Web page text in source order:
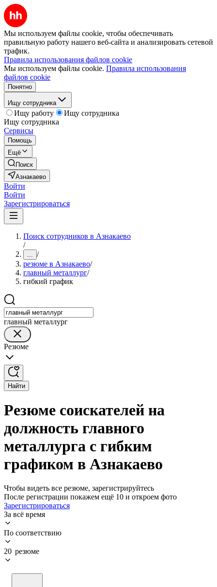
Мы используем файлы cookie, чтобы обеспечивать
правильную работу нашего веб-сайта и анализировать сетевой
трафик.
Правила использования файлов cookie
Мы используем файлы cookie. Правила использования
файлов cookie
Понятно
Ищу сотрудника
Ищу работу
Ищу сотрудника
Ищу сотрудника
Сервисы
Помощь
Ещё
Поиск
Азнакаево
Войти
Войти
Зарегистрироваться
Поиск сотрудников в Азнакаево
/
... /
резюме в Азнакаево/
главный металлург/
гибкий график
главный металлург
Резюме
Найти
Резюме соискателей на
должность главного
металлурга с гибким
графиком в Азнакаево
Чтобы видеть все резюме, зарегистрируйтесь
После регистрации покажем ещё 10 и откроем фото
Зарегистрироваться
За всё время
По соответствию
20 резюме